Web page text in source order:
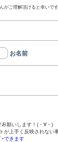
がご理解頂けると幸いで
お名前
お願いします！(・∀・)ゞ
が上手く反映されない
ｰできます